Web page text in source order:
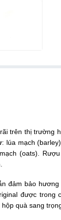
trên thị trường
lúa mạch
(oats).
đảm bảo hương
được trong
quà sang